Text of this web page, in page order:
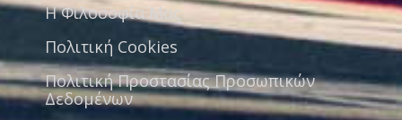
Η Φιλοσοφία Μας
Πολιτική Cookies
Πολιτική Προστασίας Προσωπικών
Δεδομένων